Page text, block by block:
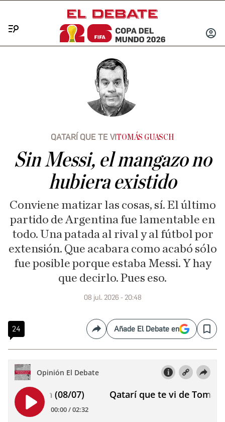
INICIAR
QATARÍ QUE TE VITOMÁS GUASCH
Sin Messi, el mangazo no
hubiera existido
Conviene matizar las cosas, sí. El último
partido de Argentina fue lamentable en
todo. Una patada al rival y al fútbol por
extensión. Que acabara como acabó sólo
fue posible porque estaba Messi. Y hay
que decirlo. Pues eso.
08 jul. 2026 - 20:48
24 CompartirAñade El Debate en Save